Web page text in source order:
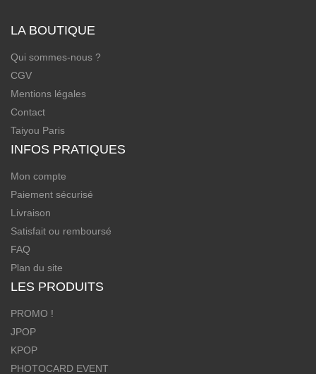
LA BOUTIQUE
Qui sommes-nous ?
CGV
Mentions légales
Contact
Taiyou Paris
INFOS PRATIQUES
Mon compte
Paiement sécurisé
Livraison
Satisfait ou remboursé
FAQ
Plan du site
LES PRODUITS
PROMO !
JPOP
KPOP
PHOTOCARD EVENT